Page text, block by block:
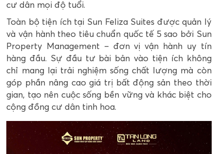
cư dân mọi độ tuổi.
Toàn bộ tiện ích tại Sun Feliza Suites được quản lý
và vận hành theo tiêu chuẩn quốc tế 5 sao bởi Sun
Property Management – đơn vị vận hành uy tín
hàng đầu. Sự đầu tư bài bản vào tiện ích không
chỉ mang lại trải nghiệm sống chất lượng mà còn
góp phần nâng cao giá trị bất động sản theo thời
gian, tạo nên cuộc sống bền vững và khác biệt cho
cộng đồng cư dân tinh hoa.